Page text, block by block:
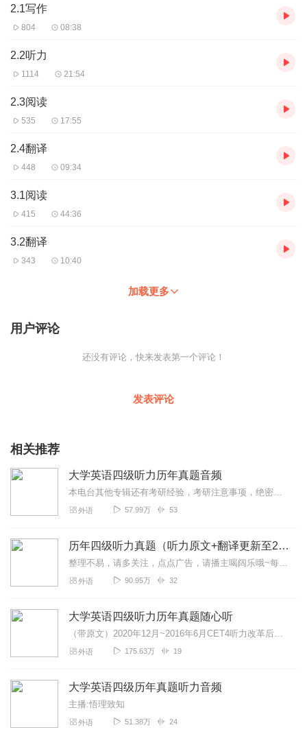
2.1写作
804 08:38
2.2听力
1114 21:54
2.3阅读
535 17:55
2.4翻译
448 09:34
3.1阅读
415 44:36
3.2翻译
343 10:40
加载更多
用户评论
还没有评论，快来发表第一个评论！
发表评论
相关推荐
大学英语四级听力历年真题音频
本电台其他专辑还有考研经验，考研注意事项，绝密技巧，大神经验，其他书籍和课程音频等内容，欢迎收听哟！请务必按照以下提示订阅本电台号，后续会上架其他考研书籍和课程...
外语 57.99万 53
历年四级听力真题（听力原文+翻译更新至2023）
整理不易，请多关注，点点广告，请播主喝阔乐哦~每篇文章最多可以放20张图，完整翻译资料请搜↓历年四级【真题+答案解析】免费下载，更有【听力音频】+【翻译】+【课...
外语 90.95万 32
大学英语四级听力历年真题随心听
（带原文）2020年12月~2016年6月CET4听力改革后历年真题，答案，听力原文，帮你最有效的快速提高大学英语四级听力水平。特色1：每一期音频下方带音频原文...
外语 175.63万 19
大学英语四级历年真题听力音频
主播:悟理致知
外语 51.38万 24